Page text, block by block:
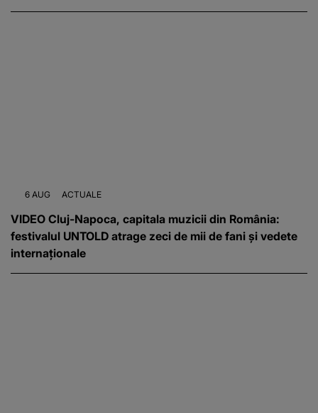
6 AUG ACTUALE
VIDEO Cluj-Napoca, capitala muzicii din România:
festivalul UNTOLD atrage zeci de mii de fani și vedete
internaționale